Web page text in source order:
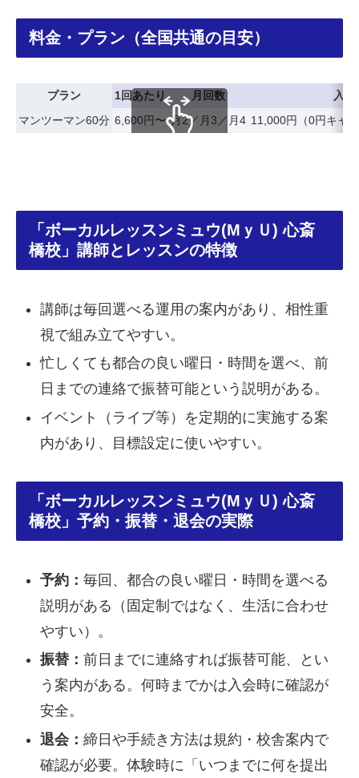
料金・プラン（全国共通の目安）
プラン 1回あたり 月回数
入会
マンツーマン60分 6,600円〜 月2／月3／月4 11,000円（0円キャ
「ボーカルレッスンミュウ(MｙＵ) 心斎
橋校」講師とレッスンの特徴
講師は毎回選べる運用の案内があり、相性重
視で組み立てやすい。
忙しくても都合の良い曜日・時間を選べ、前
日までの連絡で振替可能という説明がある。
イベント（ライブ等）を定期的に実施する案
内があり、目標設定に使いやすい。
「ボーカルレッスンミュウ(MｙＵ) 心斎
橋校」予約・振替・退会の実際
予約： 毎回、都合の良い曜日・時間を選べる
説明がある（固定制ではなく、生活に合わせ
やすい）。
振替： 前日までに連絡すれば振替可能、とい
う案内がある。何時までかは入会時に確認が
安全。
退会： 締日や手続き方法は規約・校舎案内で
確認が必要。体験時に「いつまでに何を提出